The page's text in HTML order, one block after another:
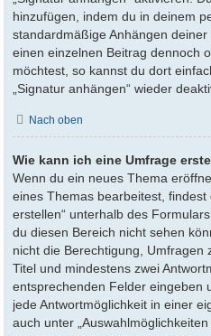
hinzufügen, indem du in deinem
standardmäßige Anhängen
einen einzelnen Beitrag dennoch
möchtest, so kannst du dort
„Signatur anhängen“ wieder
Nach oben
Wie kann ich eine Umfrage
Wenn du ein neues Thema
eines Themas bearbeitest, findest
erstellen“ unterhalb des
du diesen Bereich nicht sehen
nicht die Berechtigung, Umfragen
Titel und mindestens zwei
entsprechenden Felder eingeben
jede Antwortmöglichkeit in einer
auch unter